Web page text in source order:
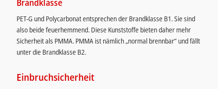
Brandklasse
PET-G und Polycarbonat entsprechen der Brandklasse B1. Sie sind
also beide feuerhemmend. Diese Kunststoffe bieten daher mehr
Sicherheit als PMMA. PMMA ist nämlich „normal brennbar“ und fällt
unter die Brandklasse B2.
Einbruchsicherheit